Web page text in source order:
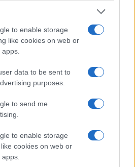
to enable storage
like cookies on web or
data to be sent to
purposes.
to send me
to enable storage
cookies on web or